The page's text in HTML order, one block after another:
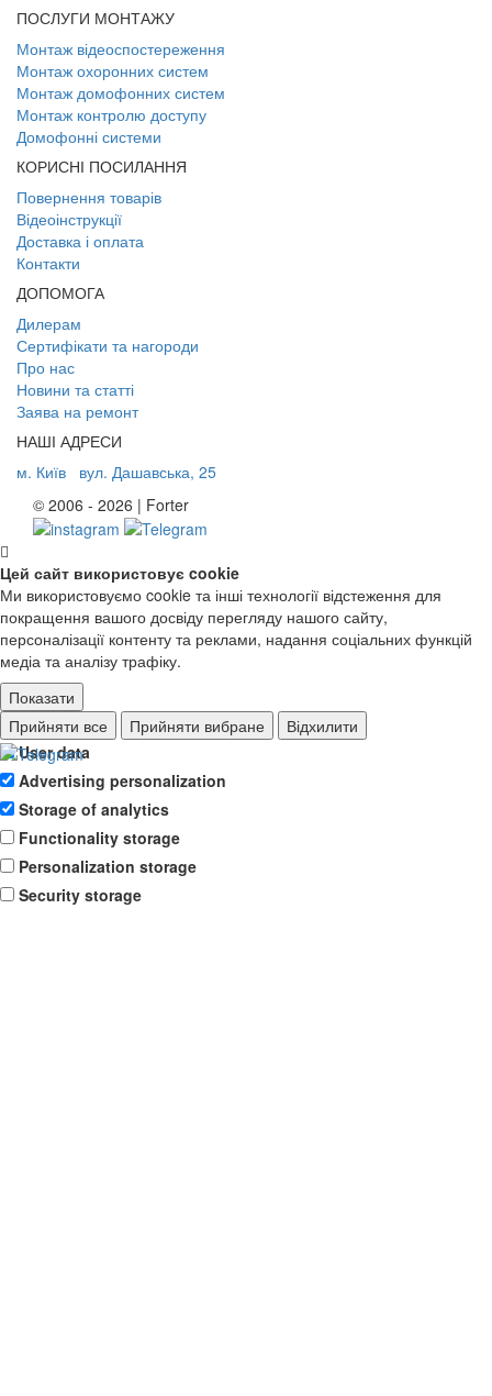
ПОСЛУГИ МОНТАЖУ
Монтаж відеоспостереження
Монтаж охоронних систем
Монтаж домофонних систем
Монтаж контролю доступу
Домофонні системи
КОРИСНІ ПОСИЛАННЯ
Повернення товарів
Відеоінструкції
Доставка і оплата
Контакти
ДОПОМОГА
Дилерам
Сертифікати та нагороди
Про нас
Новини та статті
Заява на ремонт
НАШІ АДРЕСИ
м. Київ
вул. Дашавська, 25
© 2006 - 2026 | Forter
Цей сайт використовує cookie
Ми використовуємо cookie та інші технології відстеження для
покращення вашого досвіду перегляду нашого сайту,
персоналізації контенту та реклами, надання соціальних функцій
медіа та аналізу трафіку.
Показати
Ad storage
User data
Advertising personalization
Storage of analytics
Functionality storage
Personalization storage
Security storage
Прийняти все Прийняти вибране Відхилити